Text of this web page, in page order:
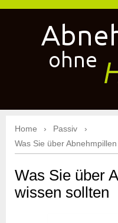
Home
Passiv
Was Sie über
Was Sie über
wissen sollten